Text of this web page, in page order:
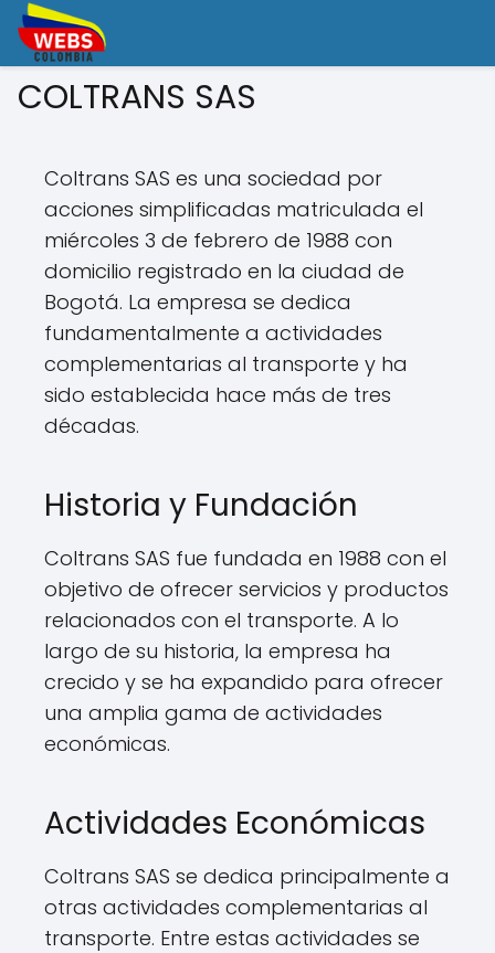
COLTRANS SAS
Coltrans SAS es una sociedad por
acciones simplificadas matriculada el
miércoles 3 de febrero de 1988 con
domicilio registrado en la ciudad de
Bogotá. La empresa se dedica
fundamentalmente a actividades
complementarias al transporte y ha
sido establecida hace más de tres
décadas.
Historia y Fundación
Coltrans SAS fue fundada en 1988 con el
objetivo de ofrecer servicios y productos
relacionados con el transporte. A lo
largo de su historia, la empresa ha
crecido y se ha expandido para ofrecer
una amplia gama de actividades
económicas.
Actividades Económicas
Coltrans SAS se dedica principalmente a
otras actividades complementarias al
transporte. Entre estas actividades se